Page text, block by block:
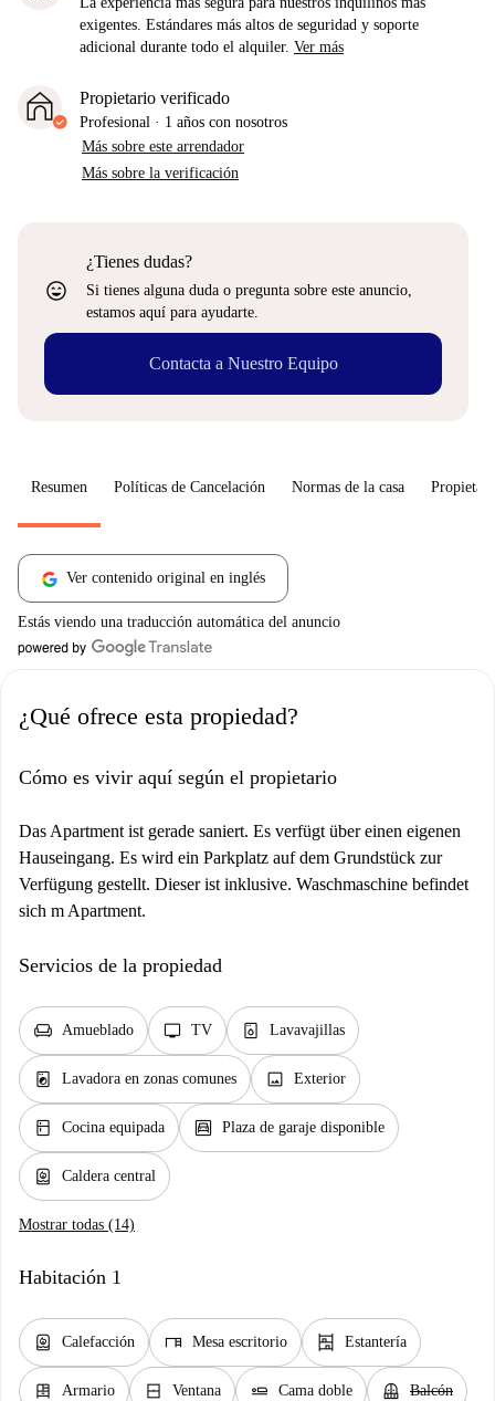
exigentes. Estándares más altos de seguridad y soporte
adicional durante todo el alquiler. Ver más
Propietario verificado
Profesional · 1 años con nosotros
Más sobre este arrendador
Más sobre la verificación
sentiment_very_satisfied
¿Tienes dudas?
Si tienes alguna duda o pregunta sobre este anuncio,
estamos aquí para ayudarte.
Contacta a Nuestro Equipo
Resumen Políticas de Cancelación Normas de la casa
Ver contenido original en inglés
Estás viendo una traducción automática del anuncio
¿Qué ofrece esta propiedad?
Cómo es vivir aquí según el propietario
Das Apartment ist gerade saniert. Es verfügt über einen eigenen
Hauseingang. Es wird ein Parkplatz auf dem Grundstück zur
Verfügung gestellt. Dieser ist inklusive. Waschmaschine befindet
sich m Apartment.
Servicios de la propiedad
chair Amueblado tv TV dishwasher_gen Lavavajillas
local_laundry_service Lavadora en zonas comunes image Exterior
kitchen Cocina equipada garage Plaza de garaje disponible
water_heater Caldera central
Mostrar todas (14)
Habitación 1
water_heater Calefacción desk Mesa escritorio shelves Estantería
dresser Armario window_closed Ventana airline_seat_flat Cama doble balcony Balcón